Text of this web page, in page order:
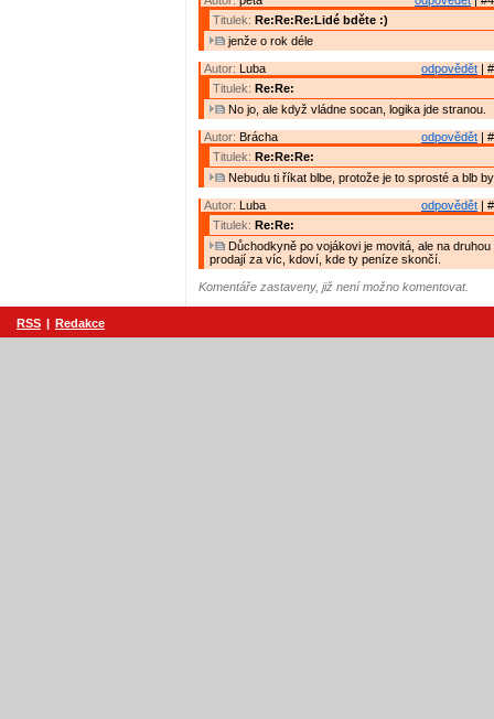
Titulek: Re:Re:Re:Lidé bděte :)
jenže o rok déle
odpovědět |
Autor: Luba
Titulek: Re:Re:
No jo, ale když vládne socan, logika jde stranou.
odpovědět |
Autor: Brácha
Titulek: Re:Re:Re:
Nebudu ti říkat blbe, protože je to sprosté a blb
odpovědět |
Autor: Luba
Titulek: Re:Re:
Důchodkyně po vojákovi je movitá, ale na
prodají za víc, kdoví, kde ty peníze skončí.
Komentáře zastaveny, již není možno komentovat.
RSS | Redakce